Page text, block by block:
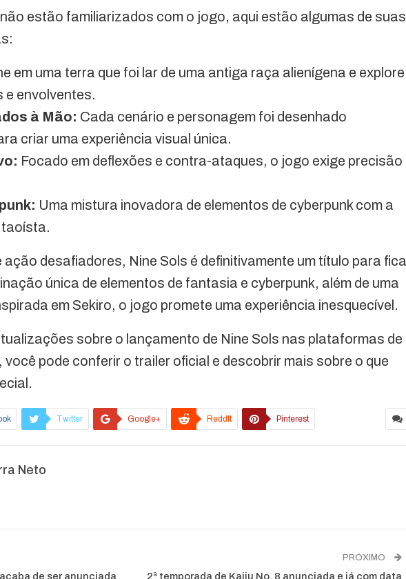
estão familiarizados com o jogo, aqui estão algumas de suas
em uma terra que foi lar de uma antiga raça alienígena e explore
e envolventes.
à Mão: Cada cenário e personagem foi desenhado
criar uma experiência visual única.
Focado em deflexões e contra-ataques, o jogo exige precisão
Uma mistura inovadora de elementos de cyberpunk com a
taoísta.
ação desafiadores, Nine Sols é definitivamente um título para
única de elementos de fantasia e cyberpunk, além de uma
em Sekiro, o jogo promete uma experiência inesquecível.
sobre o lançamento de Nine Sols nas plataformas de
pode conferir o trailer oficial e descobrir mais sobre o que
Twitter Google+ ReddIt Pinterest
Neto
de ser anunciada
PRÓXIMO
2ª temporada de Kaiju No. 8 anunciada e já com data